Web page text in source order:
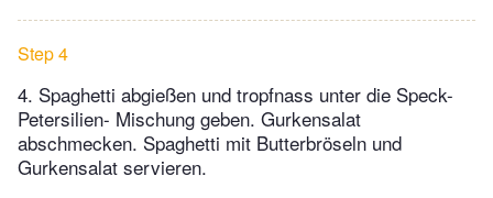
Step 4
4. Spaghetti abgießen und tropfnass unter die Speck-
Petersilien- Mischung geben. Gurkensalat
abschmecken. Spaghetti mit Butterbröseln und
Gurkensalat servieren.